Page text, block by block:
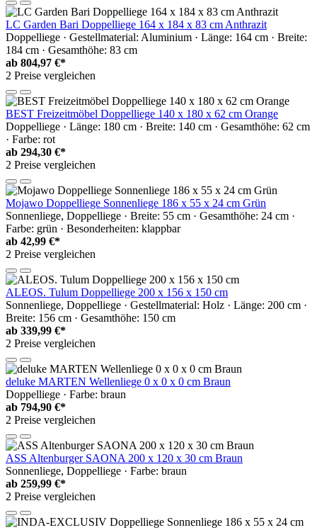
LC Garden Bari Doppelliege 164 x 184 x 83 cm Anthrazit
Doppelliege · Gestellmaterial: Aluminium · Länge: 164 cm · Breite:
184 cm · Gesamthöhe: 83 cm
ab 804,97 €*
2 Preise vergleichen
BEST Freizeitmöbel Doppelliege 140 x 180 x 62 cm Orange
Doppelliege · Länge: 180 cm · Breite: 140 cm · Gesamthöhe: 62 cm
· Farbe: rot
ab 294,30 €*
2 Preise vergleichen
Mojawo Doppelliege Sonnenliege 186 x 55 x 24 cm Grün
Sonnenliege, Doppelliege · Breite: 55 cm · Gesamthöhe: 24 cm ·
Farbe: grün · Besonderheiten: klappbar
ab 42,99 €*
2 Preise vergleichen
ALEOS. Tulum Doppelliege 200 x 156 x 150 cm
Sonnenliege, Doppelliege · Gestellmaterial: Holz · Länge: 200 cm ·
Breite: 156 cm · Gesamthöhe: 150 cm
ab 339,99 €*
2 Preise vergleichen
deluke MARTEN Wellenliege 0 x 0 x 0 cm Braun
Doppelliege · Farbe: braun
ab 794,90 €*
2 Preise vergleichen
ASS Altenburger SAONA 200 x 120 x 30 cm Braun
Sonnenliege, Doppelliege · Farbe: braun
ab 259,99 €*
2 Preise vergleichen